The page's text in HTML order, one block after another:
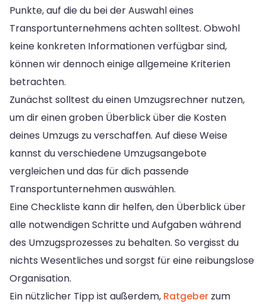
Punkte, auf die du bei der Auswahl eines
Transportunternehmens achten solltest. Obwohl
keine konkreten Informationen verfügbar sind,
können wir dennoch einige allgemeine Kriterien
betrachten.
Zunächst solltest du einen Umzugsrechner nutzen,
um dir einen groben Überblick über die Kosten
deines Umzugs zu verschaffen. Auf diese Weise
kannst du verschiedene Umzugsangebote
vergleichen und das für dich passende
Transportunternehmen auswählen.
Eine Checkliste kann dir helfen, den Überblick über
alle notwendigen Schritte und Aufgaben während
des Umzugsprozesses zu behalten. So vergisst du
nichts Wesentliches und sorgst für eine reibungslose
Organisation.
Ein nützlicher Tipp ist außerdem, Ratgeber zum